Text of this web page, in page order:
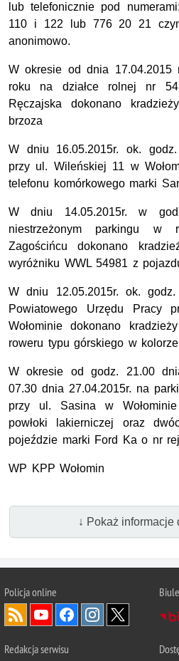
lub telefonicznie pod
110 i 122 lub 776 20 21
anonimowo.
W okresie od dnia 17.04.2015
roku na działce rolnej nr
Ręczajska dokonano
brzoza
W dniu 16.05.2015r. ok.
przy ul. Wileńskiej 11 w
telefonu komórkowego marki
W dniu 14.05.2015r. w
niestrzeżonym parkingu
Zagościńcu dokonano
wyróżniku WWL 54981 z
W dniu 12.05.2015r. ok.
Powiatowego Urzędu Pracy
Wołominie dokonano
roweru typu górskiego w
W okresie od godz. 21.00
07.30 dnia 27.04.2015r. na
przy ul. Sasina w
powłoki lakierniczej oraz
pojeździe marki Ford Ka o nr
WP KPP Wołomin
↓ Pokaż informacje
Policja online
Redakcja serwisu